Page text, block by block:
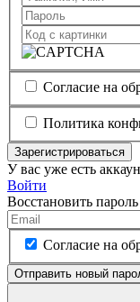
Согласие на
Политика
Зарегистрироваться
У вас уже есть
Войти
Восстановить пароль
Согласие на
Отправить новый